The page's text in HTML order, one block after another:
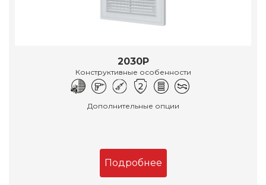
2030Р
Конструктивные особенности
Дополнительные опции
Подробнее